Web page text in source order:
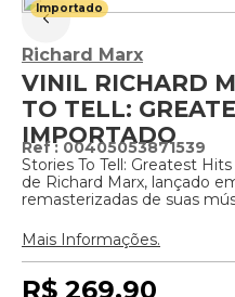
Importado
Richard Marx
VINIL RICHARD
TO TELL:
IMPORTADO
: 00405053871539
Stories To Tell: Greatest
de Richard Marx, lançado
remasterizadas de suas
Mais Informações.
R$ 269,90